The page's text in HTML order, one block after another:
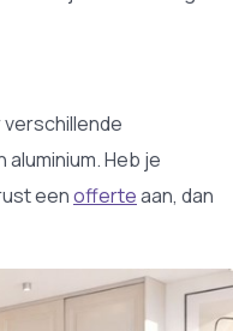
aluminium. Heb je
eenofferteaan, dan